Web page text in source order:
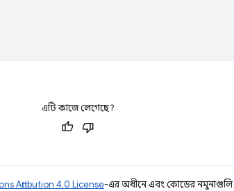
এটি কাজে লেগেছে?
Attribution 4.0 License-এর অধীনে এবং কোডের নমুনাগুলি